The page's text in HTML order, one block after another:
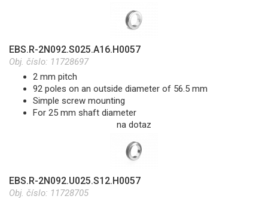
EBS.R-2N092.S025.A16.H0057
Obj. číslo: 11728697
2 mm pitch
92 poles on an outside diameter of 56.5 mm
Simple screw mounting
For 25 mm shaft diameter
na dotaz
EBS.R-2N092.U025.S12.H0057
Obj. číslo: 11728705